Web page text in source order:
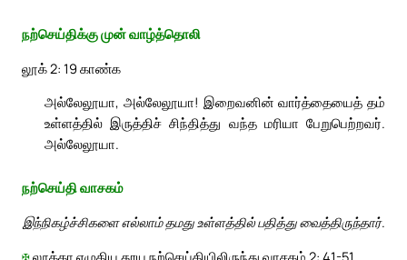
நற்செய்திக்கு முன் வாழ்த்தொலி
லூக் 2: 19 காண்க
அல்லேலூயா, அல்லேலூயா! இறைவனின் வார்த்தையைத் தம்
உள்ளத்தில் இருத்திச் சிந்தித்து வந்த மரியா பேறுபெற்றவர்.
அல்லேலூயா.
நற்செய்தி வாசகம்
இந்நிகழ்ச்சிகளை எல்லாம் தமது உள்ளத்தில் பதித்து வைத்திருந்தார்.
✠லூக்கா எழுதிய தூய நற்செய்தியிலிருந்து வாசகம் 2: 41-51